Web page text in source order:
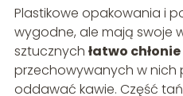
Plastikowe opakowania i
wygodne, ale mają swoje
sztucznych łatwo
przechowywanych w nich
oddawać kawie. Część